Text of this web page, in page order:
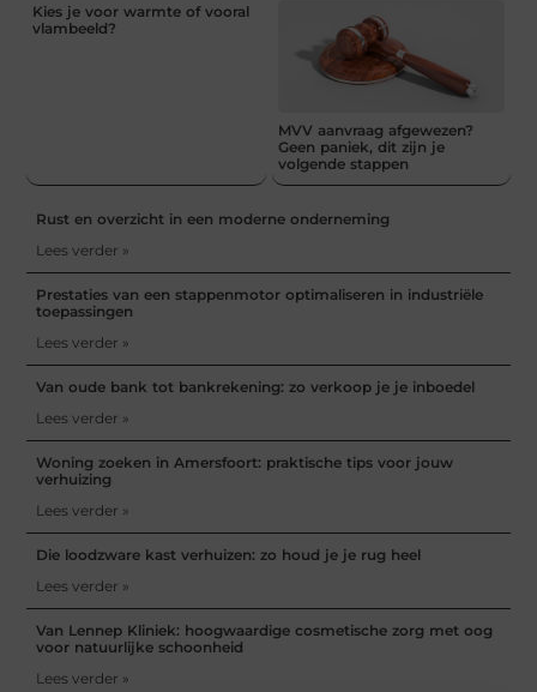
Kies je voor warmte of vooral
vlambeeld?
MVV aanvraag afgewezen?
Geen paniek, dit zijn je
volgende stappen
Rust en overzicht in een moderne onderneming
Lees verder »
Prestaties van een stappenmotor optimaliseren in industriële
toepassingen
Lees verder »
Van oude bank tot bankrekening: zo verkoop je je inboedel
Lees verder »
Woning zoeken in Amersfoort: praktische tips voor jouw
verhuizing
Lees verder »
Die loodzware kast verhuizen: zo houd je je rug heel
Lees verder »
Van Lennep Kliniek: hoogwaardige cosmetische zorg met oog
voor natuurlijke schoonheid
Lees verder »